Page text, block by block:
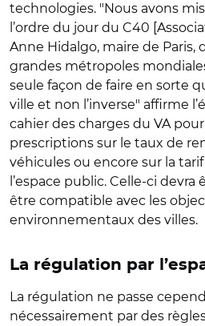
technologies. "Nous avons
l’ordre du jour du C40
Anne Hidalgo, maire de Paris,
grandes métropoles
seule façon de faire en sorte
ville et non l’inverse" affirme
cahier des charges du VA
prescriptions sur le taux de
véhicules ou encore sur la
l’espace public. Celle-ci
être compatible avec les
environnementaux des villes.
La régulation par
La régulation ne passe
nécessairement par des